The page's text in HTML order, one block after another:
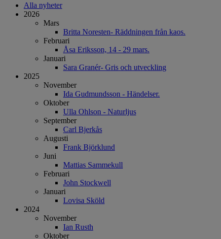
Alla nyheter
2026
Mars
Britta Noresten- Räddningen från kaos.
Februari
Åsa Eriksson, 14 - 29 mars.
Januari
Sara Granér- Gris och utveckling
2025
November
Ida Gudmundsson - Händelser.
Oktober
Ulla Ohlson - Naturljus
September
Carl Bjerkås
Augusti
Frank Björklund
Juni
Mattias Sammekull
Februari
John Stockwell
Januari
Lovisa Sköld
2024
November
Ian Rusth
Oktober